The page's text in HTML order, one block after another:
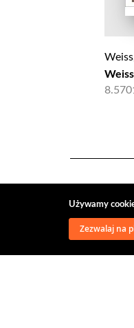
Używamy
Zezwalaj na